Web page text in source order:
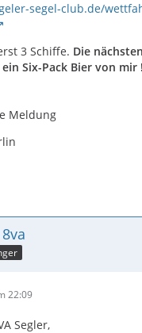
segel-club.de/
3 Schiffe. Die
Six-Pack Bier von mir
Meldung
22:09
Segler,